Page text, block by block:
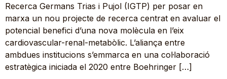
Recerca Germans Trias i Pujol (IGTP) per posar en
marxa un nou projecte de recerca centrat en avaluar el
potencial benefici d’una nova molècula en l’eix
cardiovascular-renal-metabòlic. L’aliança entre
ambdues institucions s’emmarca en una col·laboració
estratègica iniciada el 2020 entre Boehringer […]